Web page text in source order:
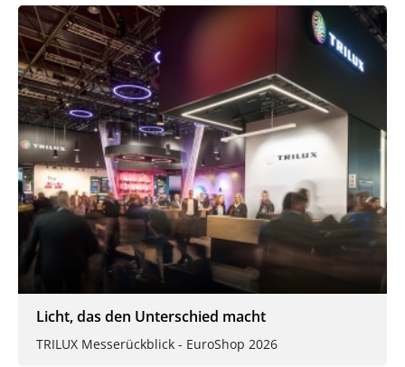
Licht, das den Unterschied macht
TRILUX Messerückblick - EuroShop 2026